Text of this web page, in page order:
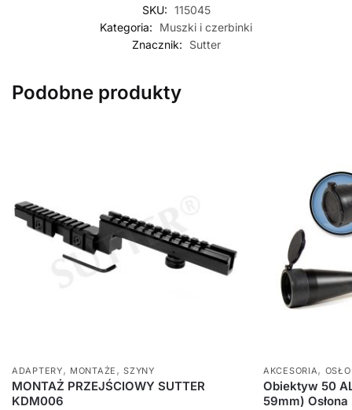
SKU: 115045
Kategoria:
Muszki i czerbinki
Znacznik:
Sutter
Podobne produkty
ADAPTERY, MONTAŻE ,SZYNY
MONTAŻ PRZEJŚCIOWY SUTTER
KDM006
AKCESORIA,
Obiektyw 50
59mm)